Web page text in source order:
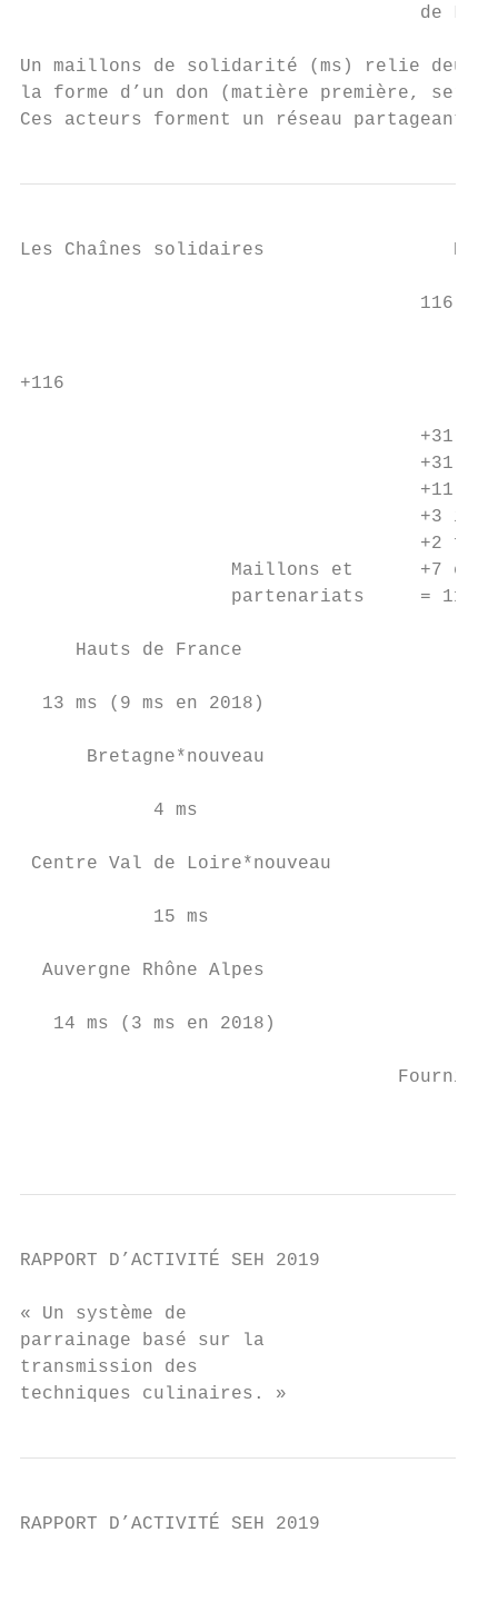
de La
Un maillons de solidarité (ms) relie deux
la forme d’un don (matière première,
Ces acteurs forment un réseau
Les Chaînes solidaires
116
+116
+31
+31
+11
+3
+2
Maillons et      +7
partenariats     = 116
Hauts de France
13 ms (9 ms en 2018)
Bretagne*nouveau
4 ms
Centre Val de Loire*nouveau
15 ms
Auvergne Rhône Alpes
14 ms (3 ms en 2018)
RAPPORT D’ACTIVITÉ SEH 2019
« Un système de
parrainage basé sur la
transmission des
techniques culinaires. »
RAPPORT D’ACTIVITÉ SEH 2019